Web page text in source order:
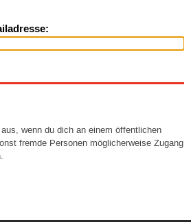
wenn du dich an einem öffentlichen
fremde Personen möglicherweise Zugang